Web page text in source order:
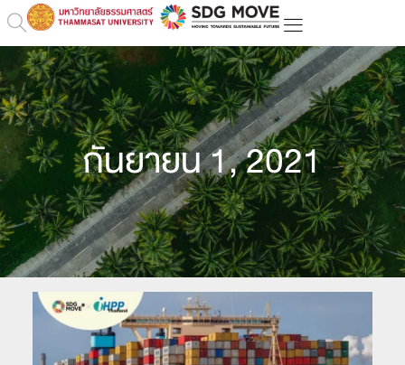
กันยายน 1, 2021